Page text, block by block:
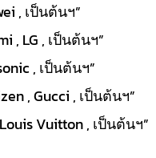
, เป็นต้นฯ”
, LG , เป็นต้นฯ”
, เป็นต้นฯ”
, Gucci , เป็นต้นฯ”
Vuitton , เป็นต้นฯ”